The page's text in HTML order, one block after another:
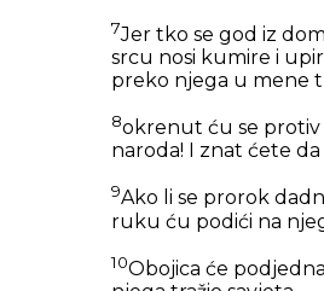
7Jer tko se god iz
srcu nosi kumire i
preko njega u mene
8okrenut ću se protiv
naroda! I znat ćete da
9Ako li se prorok
ruku ću podići na
10Obojica će